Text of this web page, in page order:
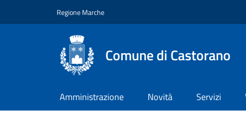
Regione Marche
Comune di Castorano
Amministrazione Novità Servizi